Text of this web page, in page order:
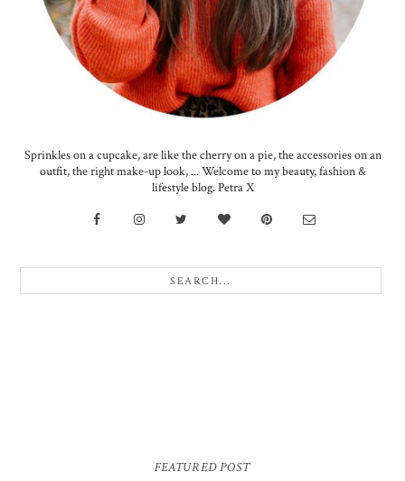
Sprinkles on a cupcake, are like the cherry on a pie, the accessories on an
outfit, the right make-up look, ... Welcome to my beauty, fashion &
lifestyle blog. Petra X
FEATURED POST